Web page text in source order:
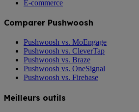
E-commerce
Comparer Pushwoosh
Pushwoosh vs. MoEngage
Pushwoosh vs. CleverTap
Pushwoosh vs. Braze
Pushwoosh vs. OneSignal
Pushwoosh vs. Firebase
Meilleurs outils